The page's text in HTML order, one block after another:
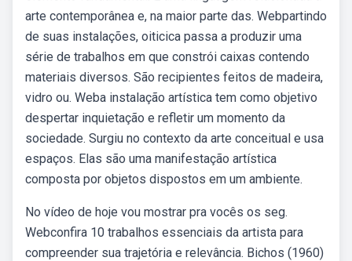
arte contemporânea e, na maior parte das. Webpartindo
de suas instalações, oiticica passa a produzir uma
série de trabalhos em que constrói caixas contendo
materiais diversos. São recipientes feitos de madeira,
vidro ou. Weba instalação artística tem como objetivo
despertar inquietação e refletir um momento da
sociedade. Surgiu no contexto da arte conceitual e usa
espaços. Elas são uma manifestação artística
composta por objetos dispostos em um ambiente.
No vídeo de hoje vou mostrar pra vocês os seg.
Webconfira 10 trabalhos essenciais da artista para
compreender sua trajetória e relevância. Bichos (1960)